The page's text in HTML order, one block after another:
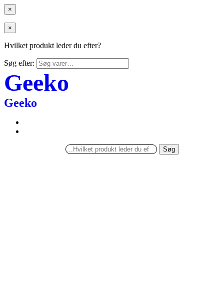
×
×
Hvilket produkt leder du efter?
Søg efter:
Geeko
Geeko
Søg